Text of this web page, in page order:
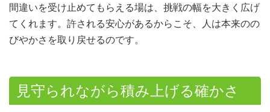
間違いを受け止めてもらえる場は、挑戦の幅を大きく広げ
てくれます。許される安心があるからこそ、人は本来のの
びやかさを取り戻せるのです。
見守られながら積み上げる確かさ